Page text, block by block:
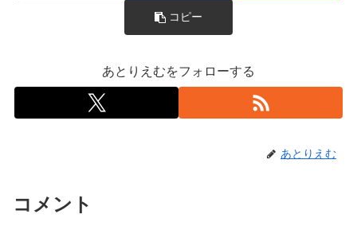
コピー
あとりえむをフォローする
あとりえむ
コメント